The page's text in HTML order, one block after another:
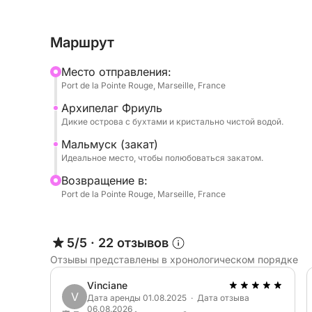
Насладитесь магией марсельского заката во
Обратите внимание, что в стоимость этого
оплачиваются отдельно в порту за 90 евро.
Забронируйте свой идеальный круиз на
P.S.: Топливо оплачивается отдельно в порту
Маршрут
Mесто отправления:
Port de la Pointe Rouge, Marseille, France
Архипелаг Фриуль
Дикие острова с бухтами и кристально чистой водой.
Мальмуск (закат)
Идеальное место, чтобы полюбоваться закатом.
Bозвращение в:
Port de la Pointe Rouge, Marseille, France
5/5 · 22 отзывов
Отзывы представлены в хронологическом порядке
V
Vinciane
Дата аренды 01.08.2025 · Дата отзыва
06.08.2026